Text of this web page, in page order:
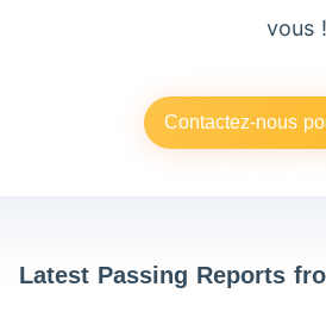
vous !
Contactez-nous
Latest Passing Reports